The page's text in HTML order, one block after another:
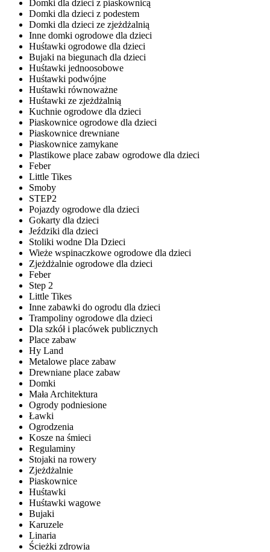
Domki dla dzieci z piaskownicą
Domki dla dzieci z podestem
Domki dla dzieci ze zjeżdżalnią
Inne domki ogrodowe dla dzieci
Huśtawki ogrodowe dla dzieci
Bujaki na biegunach dla dzieci
Huśtawki jednoosobowe
Huśtawki podwójne
Huśtawki równoważne
Huśtawki ze zjeżdżalnią
Kuchnie ogrodowe dla dzieci
Piaskownice ogrodowe dla dzieci
Piaskownice drewniane
Piaskownice zamykane
Plastikowe place zabaw ogrodowe dla dzieci
Feber
Little Tikes
Smoby
STEP2
Pojazdy ogrodowe dla dzieci
Gokarty dla dzieci
Jeździki dla dzieci
Stoliki wodne Dla Dzieci
Wieże wspinaczkowe ogrodowe dla dzieci
Zjeżdżalnie ogrodowe dla dzieci
Feber
Step 2
Little Tikes
Inne zabawki do ogrodu dla dzieci
Trampoliny ogrodowe dla dzieci
Dla szkół i placówek publicznych
Place zabaw
Hy Land
Metalowe place zabaw
Drewniane place zabaw
Domki
Mała Architektura
Ogrody podniesione
Ławki
Ogrodzenia
Kosze na śmieci
Regulaminy
Stojaki na rowery
Zjeżdżalnie
Piaskownice
Huśtawki
Huśtawki wagowe
Bujaki
Karuzele
Linaria
Ścieżki zdrowia